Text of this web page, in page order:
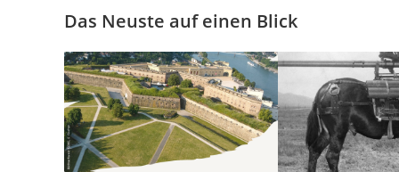
Das Neuste auf einen Blick